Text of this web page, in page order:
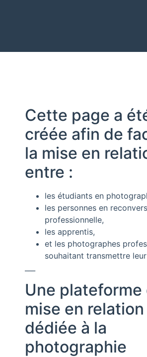
Cette page a
créée afin de
la mise en
entre :
les étudiants en
les personnes en
professionnelle,
les apprentis,
et les photographes
souhaitant transmettre
Une plateforme
mise en relation
dédiée à la
photographie